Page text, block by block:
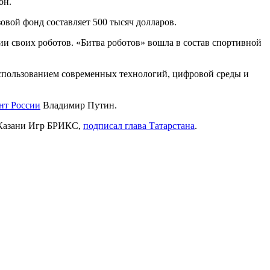
фонд составляет 500 тысяч долларов.
роботов. «Битва роботов» вошла в состав спортивной
современных технологий, цифровой среды и
России Владимир Путин.
Казани Игр БРИКС, подписал глава Татарстана.